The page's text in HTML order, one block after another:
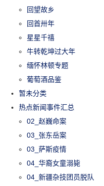
回望故乡
回首卅年
星星千禧
牛转乾坤过大年
缅怀林顿专题
葡萄酒品鉴
暂未分类
热点新闻事件汇总
02_赵巍命案
03_张东岳案
03_萨斯疫情
04_华裔女童溺毙
04_新疆杂技团员脱队